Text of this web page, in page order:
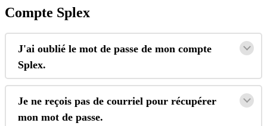
Compte Splex
J'ai oublié le mot de passe de mon compte
Splex.
Je ne reçois pas de courriel pour récupérer
mon mot de passe.